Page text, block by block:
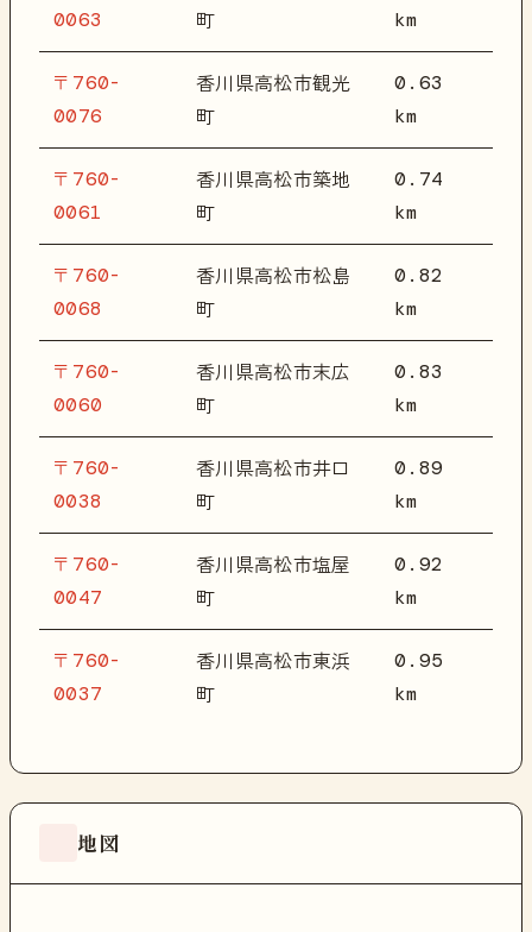
0063 町 km
〒760-
0076
香川県高松市観光
町
0.63
km
〒760-
0061
香川県高松市築地
町
0.74
km
〒760-
0068
香川県高松市松島
町
0.82
km
〒760-
0060
香川県高松市末広
町
0.83
km
〒760-
0038
香川県高松市井口
町
0.89
km
〒760-
0047
香川県高松市塩屋
町
0.92
km
〒760-
0037
香川県高松市東浜
町
0.95
km
地図